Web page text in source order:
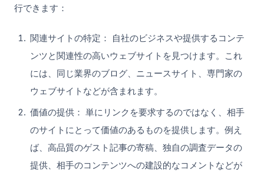
行できます：
関連サイトの特定： 自社のビジネスや提供するコンテ
ンツと関連性の高いウェブサイトを見つけます。これ
には、同じ業界のブログ、ニュースサイト、専門家の
ウェブサイトなどが含まれます。
価値の提供： 単にリンクを要求するのではなく、相手
のサイトにとって価値のあるものを提供します。例え
ば、高品質のゲスト記事の寄稿、独自の調査データの
提供、相手のコンテンツへの建設的なコメントなどが